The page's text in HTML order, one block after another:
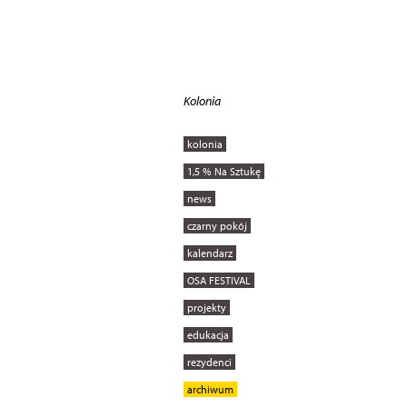
Kolonia
kolonia
1,5 % Na Sztukę
news
czarny pokój
kalendarz
OSA FESTIVAL
projekty
edukacja
rezydenci
archiwum